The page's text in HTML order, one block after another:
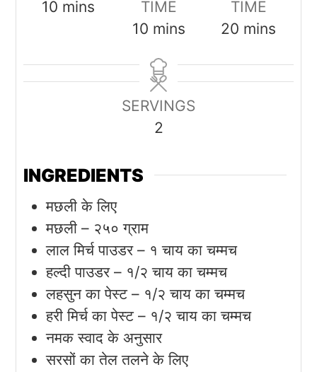
10 minutes
mins
TIME
10minutes
mins
TIME
20 minutes
mins
SERVINGS
2
INGREDIENTS
मछली के लिए
मछली – २५० ग्राम
लाल मिर्च पाउडर – १ चाय का चम्मच
हल्दी पाउडर – १/२ चाय का चम्मच
लहसुन का पेस्ट – १/२ चाय का चम्मच
हरी मिर्च का पेस्ट – १/२ चाय का चम्मच
नमक स्वाद के अनुसार
सरसों का तेल तलने के लिए